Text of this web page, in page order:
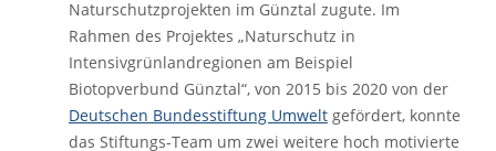
Naturschutzprojekten im Günztal zugute. Im
Rahmen des Projektes „Naturschutz in
Intensivgrünlandregionen am Beispiel
Biotopverbund Günztal“, von 2015 bis 2020 von der
Deutschen Bundesstiftung Umwelt gefördert, konnte
das Stiftungs-Team um zwei weitere hoch motivierte